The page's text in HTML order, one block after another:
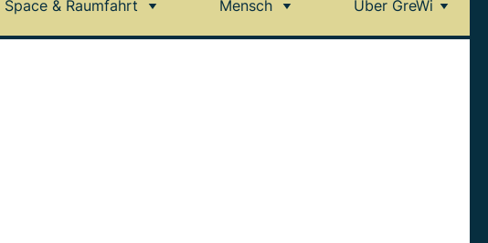
Space & Raumfahrt Mensch Über GreWi